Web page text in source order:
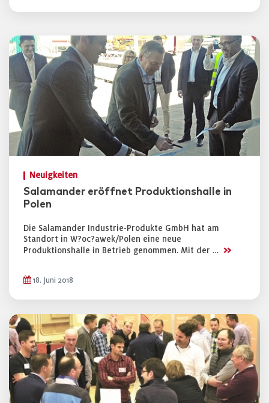
Neuigkeiten
Salamander eröffnet Produktionshalle in
Polen
Die Salamander Industrie-Produkte GmbH hat am
Standort in W?oc?awek/Polen eine neue
Produktionshalle in Betrieb genommen. Mit der … >>
18. Juni 2018